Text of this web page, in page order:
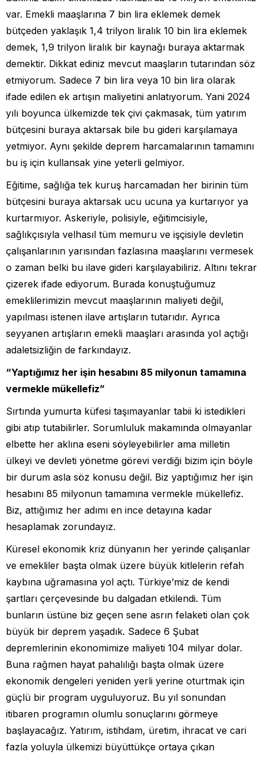
var. Emekli maaşlarına 7 bin lira eklemek demek
bütçeden yaklaşık 1,4 trilyon liralık 10 bin lira eklemek
demek, 1,9 trilyon liralık bir kaynağı buraya aktarmak
demektir. Dikkat ediniz mevcut maaşların tutarından söz
etmiyorum. Sadece 7 bin lira veya 10 bin lira olarak
ifade edilen ek artışın maliyetini anlatıyorum. Yani 2024
yılı boyunca ülkemizde tek çivi çakmasak, tüm yatırım
bütçesini buraya aktarsak bile bu gideri karşılamaya
yetmiyor. Aynı şekilde deprem harcamalarının tamamını
bu iş için kullansak yine yeterli gelmiyor.
Eğitime, sağlığa tek kuruş harcamadan her birinin tüm
bütçesini buraya aktarsak ucu ucuna ya kurtarıyor ya
kurtarmıyor. Askeriyle, polisiyle, eğitimcisiyle,
sağlıkçısıyla velhasıl tüm memuru ve işçisiyle devletin
çalışanlarının yarısından fazlasına maaşlarını vermesek
o zaman belki bu ilave gideri karşılayabiliriz. Altını tekrar
çizerek ifade ediyorum. Burada konuştuğumuz
emeklilerimizin mevcut maaşlarının maliyeti değil,
yapılması istenen ilave artışların tutarıdır. Ayrıca
seyyanen artışların emekli maaşları arasında yol açtığı
adaletsizliğin de farkındayız.
“Yaptığımız her işin hesabını 85 milyonun tamamına
vermekle mükellefiz”
Sırtında yumurta küfesi taşımayanlar tabii ki istedikleri
gibi atıp tutabilirler. Sorumluluk makamında olmayanlar
elbette her aklına eseni söyleyebilirler ama milletin
ülkeyi ve devleti yönetme görevi verdiği bizim için böyle
bir durum asla söz konusu değil. Biz yaptığımız her işin
hesabını 85 milyonun tamamına vermekle mükellefiz.
Biz, attığımız her adımı en ince detayına kadar
hesaplamak zorundayız.
Küresel ekonomik kriz dünyanın her yerinde çalışanlar
ve emekliler başta olmak üzere büyük kitlelerin refah
kaybına uğramasına yol açtı. Türkiye’miz de kendi
şartları çerçevesinde bu dalgadan etkilendi. Tüm
bunların üstüne biz geçen sene asrın felaketi olan çok
büyük bir deprem yaşadık. Sadece 6 Şubat
depremlerinin ekonomimize maliyeti 104 milyar dolar.
Buna rağmen hayat pahalılığı başta olmak üzere
ekonomik dengeleri yeniden yerli yerine oturtmak için
güçlü bir program uyguluyoruz. Bu yıl sonundan
itibaren programın olumlu sonuçlarını görmeye
başlayacağız. Yatırım, istihdam, üretim, ihracat ve cari
fazla yoluyla ülkemizi büyüttükçe ortaya çıkan